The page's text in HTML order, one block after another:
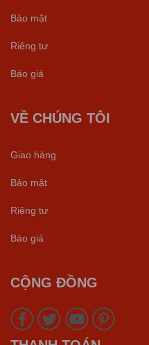
Bảo mật
Riêng tư
Báo giá
VỀ CHÚNG TÔI
Giao hàng
Bảo mật
Riêng tư
Báo giá
CỘNG ĐỒNG